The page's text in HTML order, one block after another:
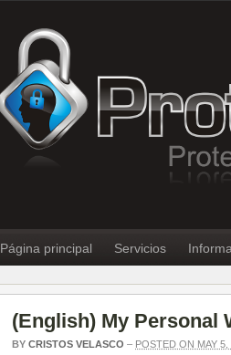
Página principal Servicios
(English) My Personal
BY CRISTOS VELASCO – POSTED ON MAY 5,